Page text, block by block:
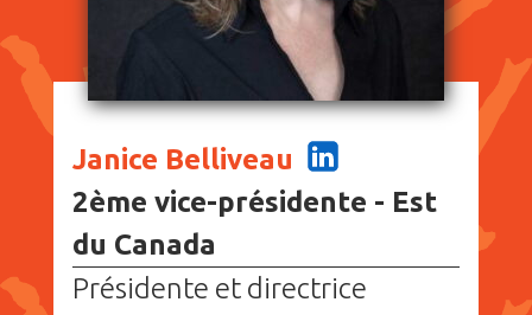
Janice Belliveau
2ème vice-présidente - Est
du Canada
Présidente et directrice